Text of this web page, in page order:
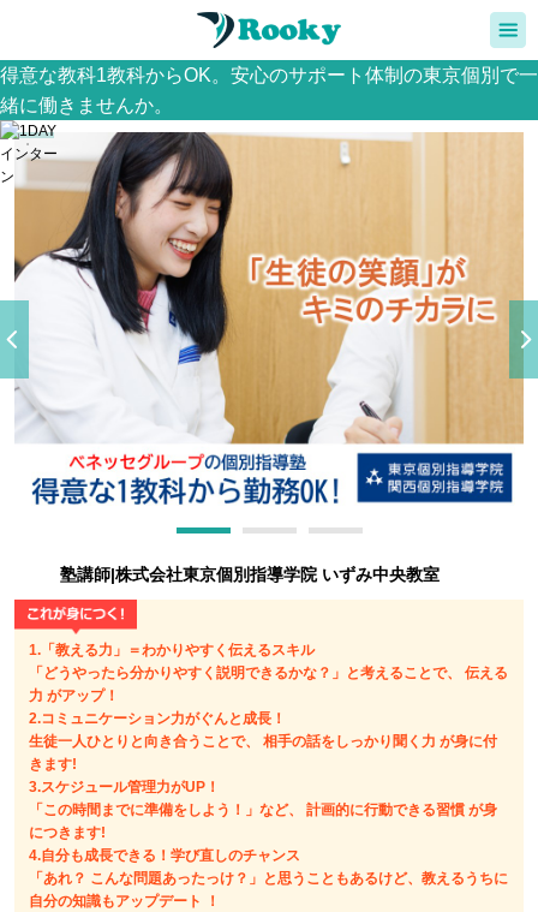
得意な教科1教科からOK。安心のサポート体制の東京個別で一
緒に働きませんか。
塾講師|株式会社東京個別指導学院 いずみ中央教室
1.「教える力」＝わかりやすく伝えるスキル
「どうやったら分かりやすく説明できるかな？」と考えることで、 伝える
力 がアップ！
2.コミュニケーション力がぐんと成長！
生徒一人ひとりと向き合うことで、 相手の話をしっかり聞く力 が身に付
きます!
3.スケジュール管理力がUP！
「この時間までに準備をしよう！」など、 計画的に行動できる習慣 が身
につきます!
4.自分も成長できる！学び直しのチャンス
「あれ？ こんな問題あったっけ？」と思うこともあるけど、教えるうちに
自分の知識もアップデート ！